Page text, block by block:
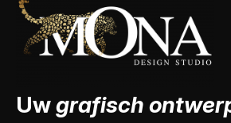
Uwgrafisch